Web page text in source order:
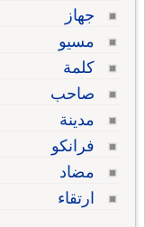
جهاز
مسيو
كلمة
صاحب
مدينة
فرانكو
مضاد
ارتقاء